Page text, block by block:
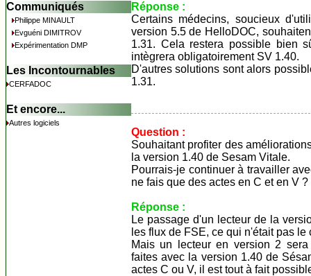
Communiqués
Philippe MINAULT
Evguéni DIMITROV
Expérimentation DMP
Les Incontournables
CERFADOC
Et encore...
Autres logiciels
Réponse :
Certains médecins, soucieux
version 5.5 de HelloDOC,
1.31. Cela restera possible bien
intègrera obligatoirement SV 1.40.
D'autres solutions sont alors
1.31.
Question :
Souhaitant profiter des
la version 1.40 de Sesam Vitale.
Pourrais-je continuer à travailler
ne fais que des actes en C et en V ?
Réponse :
Le passage d'un lecteur de la
les flux de FSE, ce qui n'était pas
Mais un lecteur en version 2
faites avec la version 1.40 de
actes C ou V, il est tout à fait